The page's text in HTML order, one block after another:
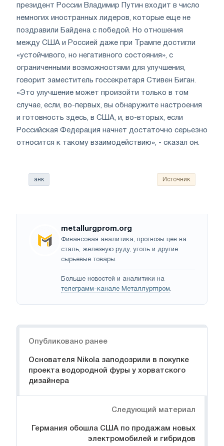
президент России Владимир Путин входит в число
немногих иностранных лидеров, которые еще не
поздравили Байдена с победой. Но отношения
между США и Россией даже при Трампе достигли
«устойчивого, но негативного состояния», с
ограниченными возможностями для улучшения,
говорит заместитель госсекретаря Стивен Биган.
«Это улучшение может произойти только в том
случае, если, во-первых, вы обнаружите настроения
и готовность здесь, в США, и, во-вторых, если
Российская Федерация начнет достаточно серьезно
относится к такому взаимодействию», - сказал он.
анк Источник
metallurgprom.org
Финансовая аналитика, прогнозы цен на
сталь, железную руду, уголь и другие
сырьевые товары.
Больше новостей и аналитики на
телеграмм-канале Металлургпром.
Опубликовано ранее
Основателя Nikola заподозрили в покупке
проекта водородной фуры у хорватского
дизайнера
Следующий материал
Германия обошла США по продажам новых
электромобилей и гибридов